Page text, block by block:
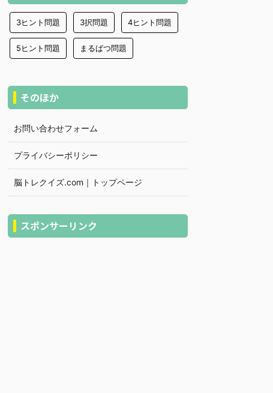
3ヒント問題 3択問題 4ヒント問題
5ヒント問題 まるばつ問題
そのほか
お問い合わせフォーム
プライバシーポリシー
脳トレクイズ.com｜トップページ
スポンサーリンク